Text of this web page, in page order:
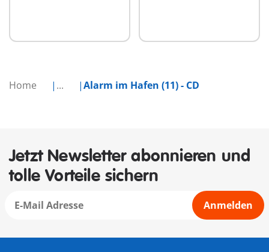
Home ... Alarm im Hafen (11) - CD
Jetzt Newsletter abonnieren und
tolle Vorteile sichern
Anmelden